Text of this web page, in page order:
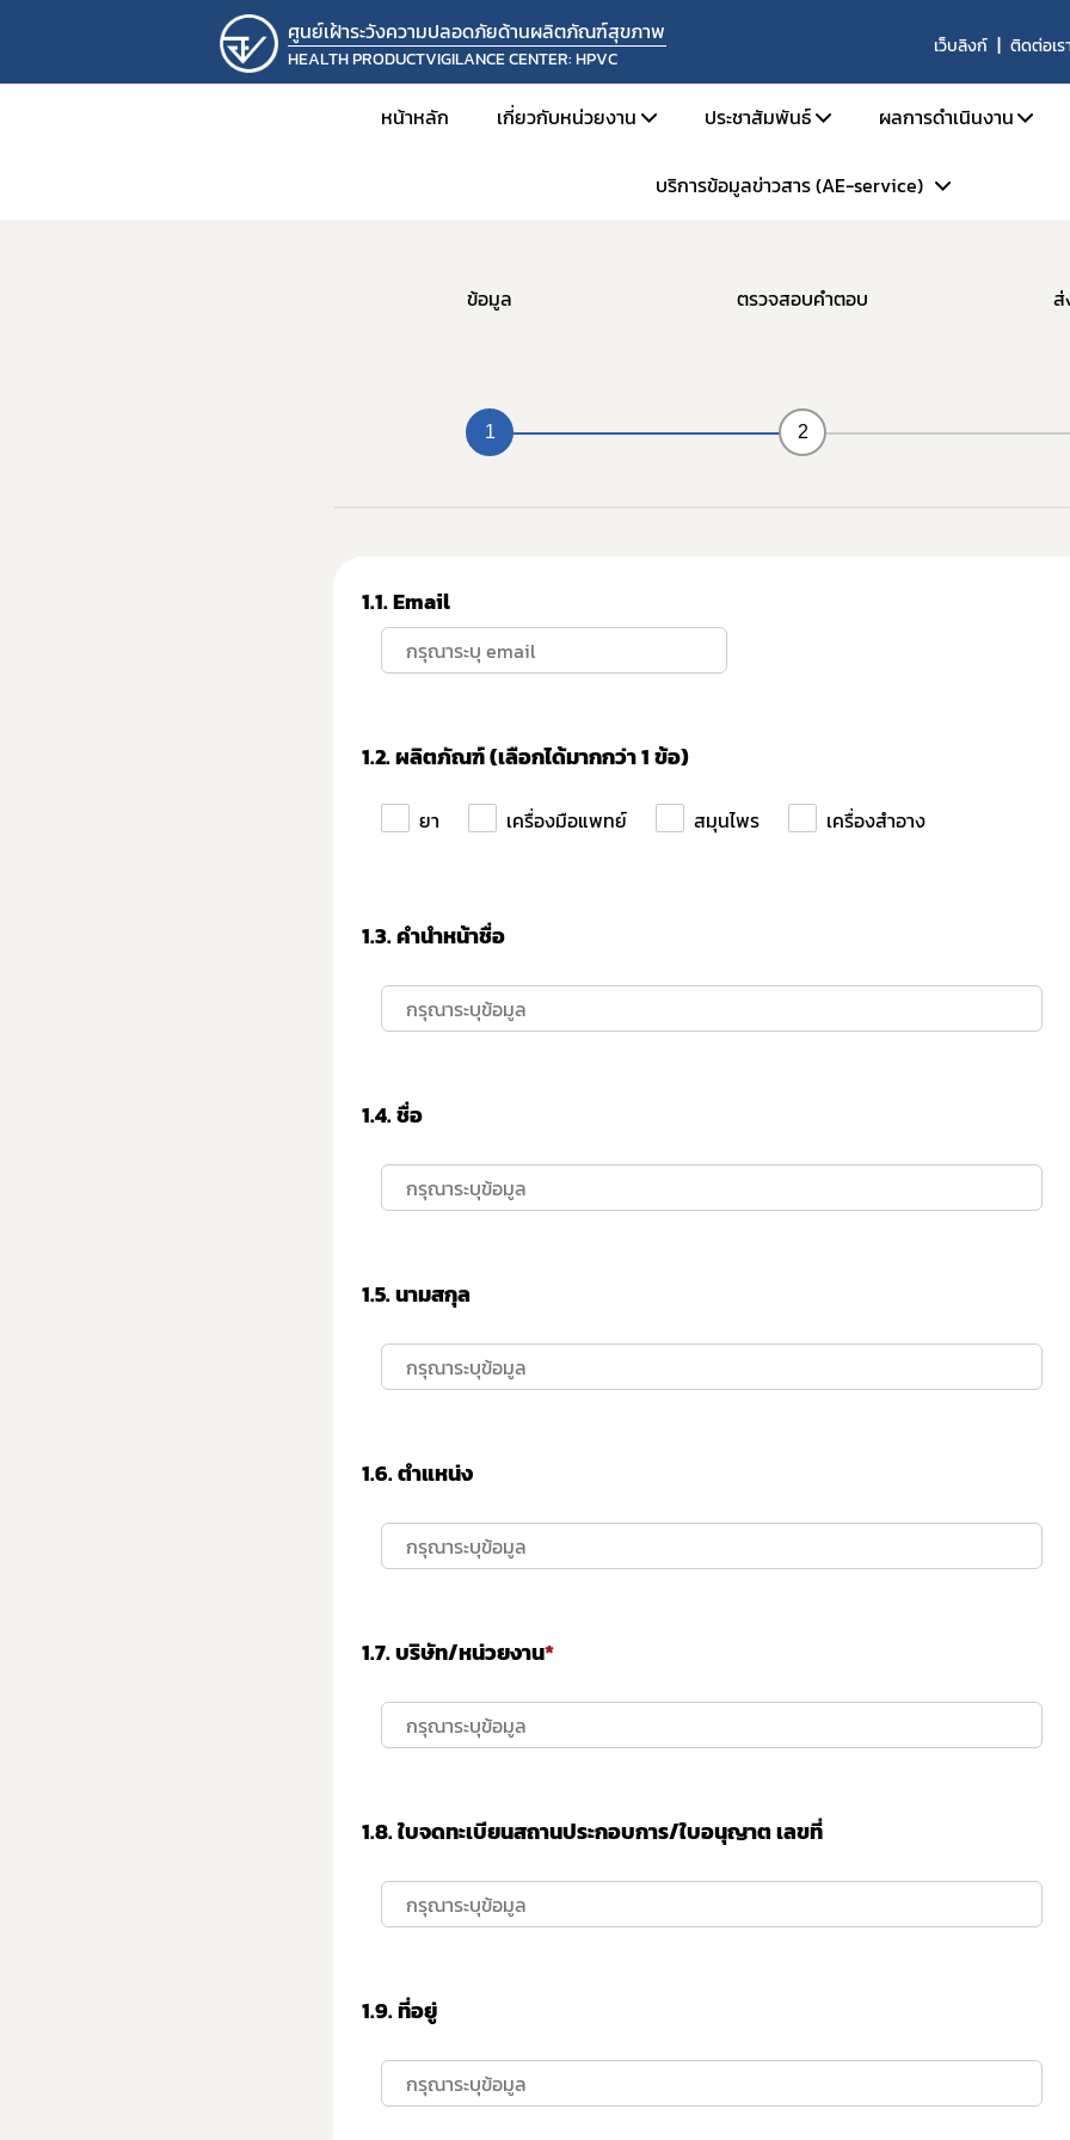
ศูนย์เฝ้าระวังความปลอดภัยด้านผลิตภัณฑ์สุขภาพ
HEALTH PRODUCTVIGILANCE CENTER: HPVC
เว็บลิงก์ ติดต่อเร
หน้าหลัก เกี่ยวกับหน่วยงาน ประชาสัมพันธ์
รับฟังความคิดเห็น
ผลการดำเนินงาน
ผลการประเมินระบ
การแลกเปลี่ยนข้อ
บริการข้อมูลข่าวสาร (AE-service)
ระเบียบการบริการข้อมูลข่าวสารฯ
ข้อมูล
1
ตรวจสอบคำตอบ
2
ส่
1.1. Email
1.2.ผลิตภัณฑ์ (เลือกได้มากกว่า 1 ข้อ)
ยา เครื่องมือแพทย์ สมุนไพร เครื่องสำอาง
1.3.คำนำหน้าชื่อ
1.4.ชื่อ
1.5.นามสกุล
1.6.ตำแหน่ง
1.7.บริษัท/หน่วยงาน
1.8.ใบจดทะเบียนสถานประกอบการ/ใบอนุญาต เลขที่
1.9.ที่อยู่